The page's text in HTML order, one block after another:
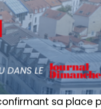
sa place